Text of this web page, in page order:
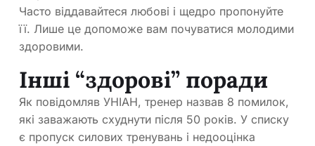
Часто віддавайтеся любові і щедро пропонуйте
її. Лише це допоможе вам почуватися молодими
здоровими.
Інші “здорові” поради
Як повідомляв УНІАН, тренер назвав 8 помилок,
які заважають схуднути після 50 років. У списку
є пропуск силових тренувань і недооцінка